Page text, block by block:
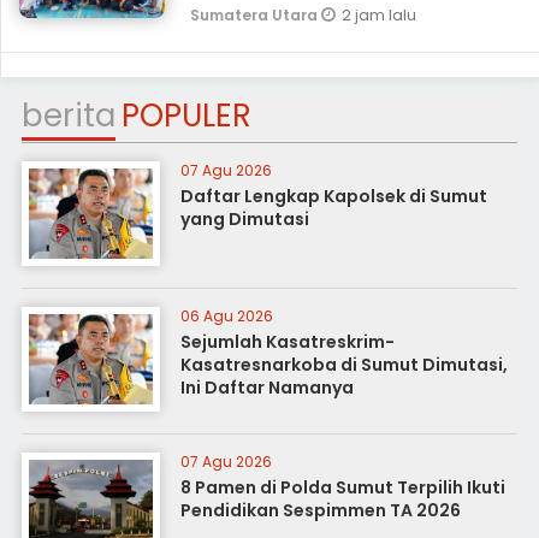
Sumatera Utara 2 jam lalu
berita POPULER
07 Agu 2026
Daftar Lengkap Kapolsek di Sumut
yang Dimutasi
06 Agu 2026
Sejumlah Kasatreskrim-
Kasatresnarkoba di Sumut Dimutasi,
Ini Daftar Namanya
07 Agu 2026
8 Pamen di Polda Sumut Terpilih Ikuti
Pendidikan Sespimmen TA 2026